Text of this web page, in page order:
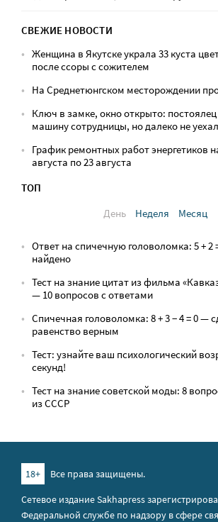
СВЕЖИЕ НОВОСТИ
Женщина в Якутске украла 33 куста
после ссоры с сожителем
На Среднетюнгском месторождении
Ключ в замке, окно открыто: постоялец
машину сотрудницы, но далеко не уехал
График ремонтных работ энергетиков
августа по 23 августа
ТОП
День
Неделя Месяц
Ответ на спичечную головоломка: 5 + 2
найдено
Тест на знание цитат из фильма
— 10 вопросов с ответами
Спичечная головоломка: 8 + 3 − 4 = 0 —
равенство верным
Тест: узнайте ваш психологический
секунд!
Тест на знание советской моды: 8
из СССР
18+
Все права защищены.
Сетевое издание Sakhapress
Федеральной службе по надзору в сфере